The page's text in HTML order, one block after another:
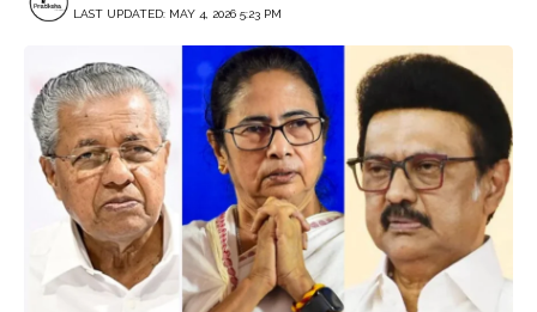
LAST UPDATED: MAY 4, 2026 5:23 PM